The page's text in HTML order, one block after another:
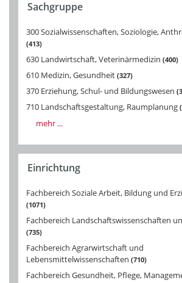
Sachgruppe
300 Sozialwissenschaften, Soziologie,
413
630 Landwirtschaft, Veterinärmedizin 400
610 Medizin, Gesundheit 327
370 Erziehung, Schul- und Bildungswesen
710 Landschaftsgestaltung, Raumplanung
mehr ...
Einrichtung
Fachbereich Soziale Arbeit, Bildung und
1071
Fachbereich Landschaftswissenschaften
735
Fachbereich Agrarwirtschaft und
Lebensmittelwissenschaften 710
Fachbereich Gesundheit, Pflege,